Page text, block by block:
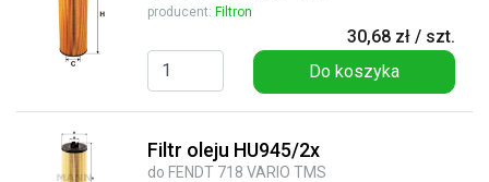
producent: Filtron
30,68 zł / szt.
Do koszyka
Filtr oleju HU945/2x
do FENDT 718 VARIO TMS